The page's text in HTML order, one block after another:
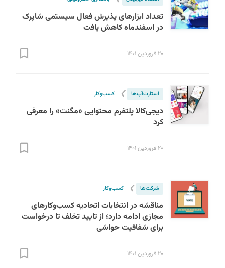
تعداد ابزارهای پذیرش فعال سیستمی شاپرک
در اسفندماه کاهش یافت
۲۰ فروردین ۱۴۰۱
استارت‌آپ‌ها ❯ کسب‌و‌کار
دیجی‌کالا پلتفرم محتوایی «مگنت» را معرفی
کرد
۲۰ فروردین ۱۴۰۱
شرکت‌ها ❯ کسب‌و‌کار
مناقشه در انتخابات اتحادیه کسب‌وکارهای
مجازی ادامه دارد؛ از تایید تخلف تا درخواست
برای شفافیت حواشی
۲۰ فروردین ۱۴۰۱